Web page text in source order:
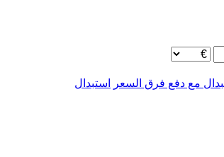
مع دفع فرق السعر
استبدال